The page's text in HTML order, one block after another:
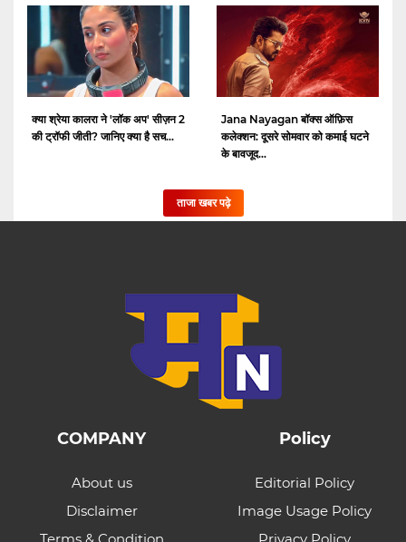
क्या श्रेया कालरा ने 'लॉक अप' सीज़न 2
की ट्रॉफी जीती? जानिए क्या है सच...
Jana Nayagan बॉक्स ऑफ़िस
कलेक्शन: दूसरे सोमवार को कमाई घटने
के बावजूद...
ताजा खबर पढ़े
COMPANY
About us
Disclaimer
Policy
Editorial Policy
Image Usage Policy